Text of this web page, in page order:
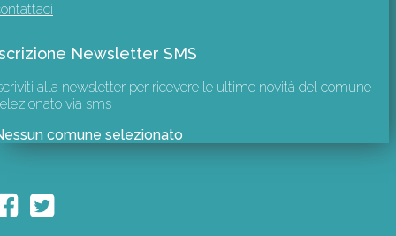
Newsletter SMS
alla newsletter per ricevere le ultime novità del comune
via sms
comune selezionato